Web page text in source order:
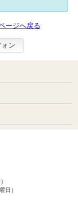
ージへ戻る
ン
日）